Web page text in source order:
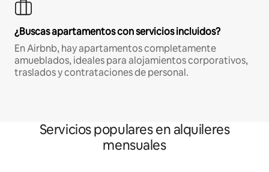
¿Buscas apartamentos con servicios incluidos?
En Airbnb, hay apartamentos completamente
amueblados, ideales para alojamientos corporativos,
traslados y contrataciones de personal.
Servicios populares en alquileres
mensuales